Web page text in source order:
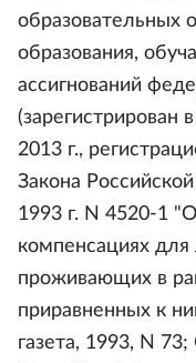
образовательных
образования,
ассигнований
(зарегистрирован
2013 г.,
Закона
1993 г. N 4520-1
компенсациях
проживающих в
приравненных к
газета, 1993, N